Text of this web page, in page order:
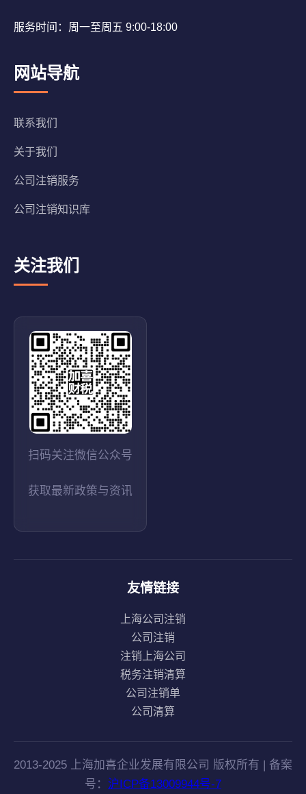
服务时间：周一至周五 9:00-18:00
网站导航
联系我们
关于我们
公司注销服务
公司注销知识库
关注我们
扫码关注微信公众号
获取最新政策与资讯
友情链接
上海公司注销
公司注销
注销上海公司
税务注销清算
公司注销单
公司清算
2013-2025 上海加喜企业发展有限公司 版权所有 | 备案
号： 沪ICP备13009944号-7